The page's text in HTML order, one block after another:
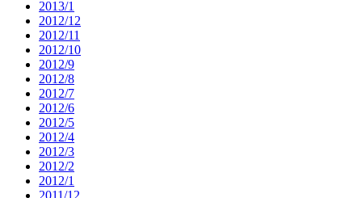
2013/1
2012/12
2012/11
2012/10
2012/9
2012/8
2012/7
2012/6
2012/5
2012/4
2012/3
2012/2
2012/1
2011/12